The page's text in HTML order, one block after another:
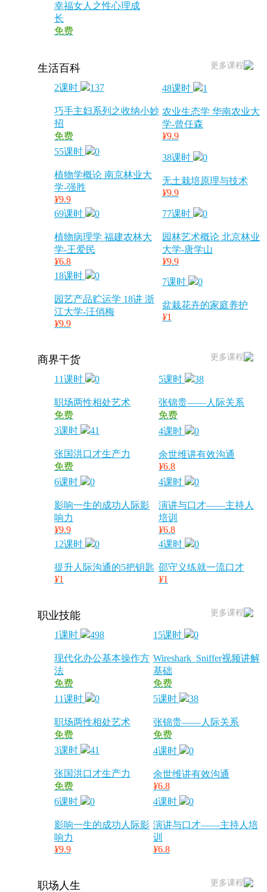
幸福女人之性心理成
长
免费
更多课程
生活百科
2课时 137
巧手主妇系列之收纳小妙
招
免费
48课时 1
农业生态学 华南农业大
学-曾任森
¥9.9
55课时
0
植物学概论 南京林业大
学-强胜
¥9.9
38课时 0
无土栽培原理与技术
¥9.9
69课时 0
植物病理学 福建农林大
学-王爱民
¥6.8
77课时 0
园林艺术概论 北京林业
大学-唐学山
¥9.9
18课时
0
园艺产品贮运学 18讲 浙
江大学-汪俏梅
¥9.9
7课时 0
盆栽花卉的家庭养护
¥1
更多课程
商界干货
11课时 0
职场两性相处艺术
免费
5课时 38
张锦贵——人际关系
免费
3课时
41
张国洪口才生产力
免费
4课时 0
余世维讲有效沟通
¥6.8
6课时
0
影响一生的成功人际影
响力
¥9.9
4课时 0
演讲与口才——主持人
培训
¥6.8
12课时
0
提升人际沟通的5把钥匙
¥1
4课时 0
邵守义练就一流口才
¥1
更多课程
职业技能
1课时 498
现代化办公基本操作方
法
免费
15课时 0
Wireshark_Sniffer视频讲解
基础
免费
11课时
0
职场两性相处艺术
免费
5课时 38
张锦贵——人际关系
免费
3课时
41
张国洪口才生产力
免费
4课时 0
余世维讲有效沟通
¥6.8
6课时
0
影响一生的成功人际影
响力
¥9.9
4课时 0
演讲与口才——主持人培
训
¥6.8
更多课程
职场人生